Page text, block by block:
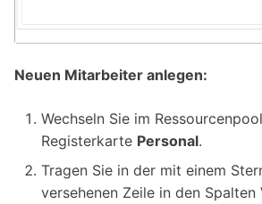
Neuen Mitarbeiter anlegen:
Wechseln Sie im
Registerkarte Personal.
Tragen Sie in der mit einem
versehenen Zeile in den Spalten